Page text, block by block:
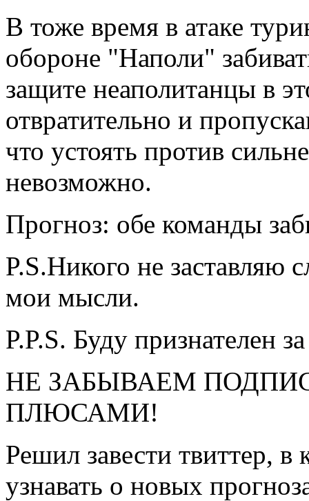
В тоже время в атаке
обороне "Наполи"
защите неаполитанцы в
отвратительно и
что устоять против
невозможно.
Прогноз: обе команды
P.S.Никого не заставляю
мои мысли.
P.P.S. Буду признателен
НЕ ЗАБЫВАЕМ
ПЛЮСАМИ!
Решил завести твиттер,
узнавать о новых